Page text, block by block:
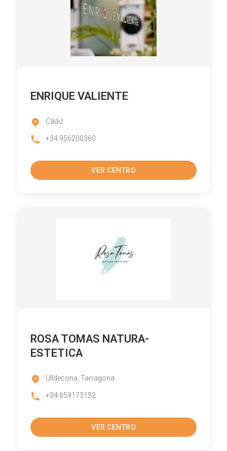
ENRIQUE VALIENTE
Cádiz
+34 956200360
VER CENTRO
ROSA TOMAS NATURA-
ESTETICA
Ulldecona, Tarragona
+34 659173152
VER CENTRO